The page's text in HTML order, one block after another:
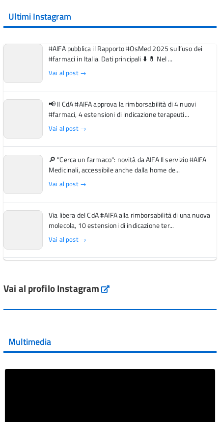
Ultimi Instagram
#AIFA pubblica il Rapporto #OsMed 2025 sull’uso dei
#farmaci in Italia. Dati principali ⬇️ 💊 Nel ...
Vai al post →
📢 Il CdA #AIFA approva la rimborsabilità di 4 nuovi
#farmaci, 4 estensioni di indicazione terapeuti...
Vai al post →
🔎 "Cerca un farmaco": novità da AIFA Il servizio #AIFA
Medicinali, accessibile anche dalla home de...
Vai al post →
Via libera del CdA #AIFA alla rimborsabilità di una nuova
molecola, 10 estensioni di indicazione ter...
Vai al post →
Vai al post →
Vai al post →
Vai al profilo Instagram Instagram
Multimedia